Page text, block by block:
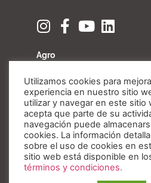
Agro
Fibratore
Utilizamos cookies para
experiencia en nuestro sitio
utilizar y navegar en este sitio
acepta que parte de su
navegación puede
cookies. La información
sobre el uso de cookies en
sitio web está disponible en
términos y condiciones.